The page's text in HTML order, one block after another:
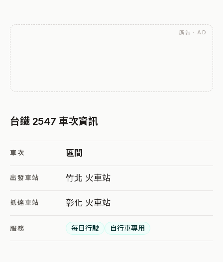
廣告 · AD
台鐵 2547 車次資訊
車次 區間
出發車站 竹北 火車站
抵達車站 彰化 火車站
服務 每日行駛 自行車專用